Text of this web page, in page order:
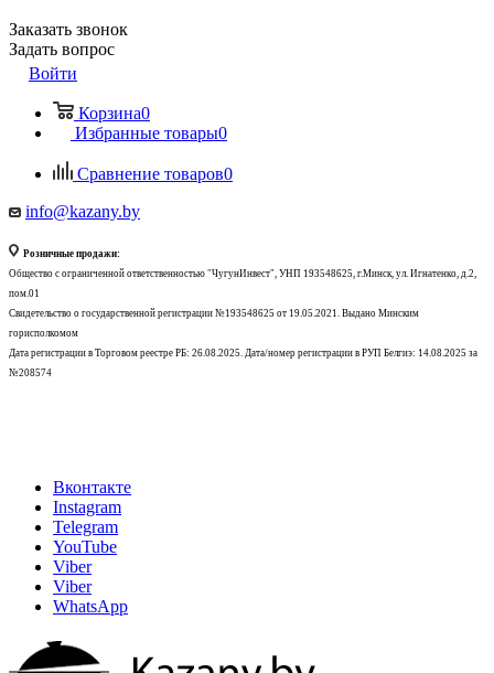
Заказать звонок
Задать вопрос
Войти
Корзина0
Избранные товары0
Сравнение товаров0
info@kazany.by
Розничные продажи:
Общество с ограниченной ответственностью "ЧугунИнвест", УНП 193548625, г.Минск, ул. Игнатенко, д.2,
пом.01
Свидетельство о государственной регистрации №193548625 от 19.05.2021. Выдано Минским
горисполкомом
Дата регистрации в Торговом реестре РБ: 26.08.2025. Дата/номер регистрации в РУП Белгиэ: 14.08.2025 за
№208574
Вконтакте
Instagram
Telegram
YouTube
Viber
Viber
WhatsApp